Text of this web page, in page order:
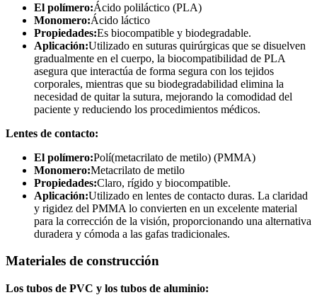
El polímero:Ácido poliláctico (PLA)
Monomero:Ácido láctico
Propiedades:Es biocompatible y biodegradable.
Aplicación:Utilizado en suturas quirúrgicas que se disuelven
gradualmente en el cuerpo, la biocompatibilidad de PLA
asegura que interactúa de forma segura con los tejidos
corporales, mientras que su biodegradabilidad elimina la
necesidad de quitar la sutura, mejorando la comodidad del
paciente y reduciendo los procedimientos médicos.
Lentes de contacto:
El polímero:Polí(metacrilato de metilo) (PMMA)
Monomero:Metacrilato de metilo
Propiedades:Claro, rígido y biocompatible.
Aplicación:Utilizado en lentes de contacto duras. La claridad
y rigidez del PMMA lo convierten en un excelente material
para la corrección de la visión, proporcionando una alternativa
duradera y cómoda a las gafas tradicionales.
Materiales de construcción
Los tubos de PVC y los tubos de aluminio: